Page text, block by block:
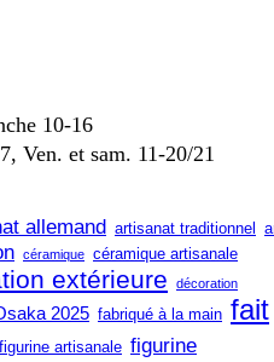
10-16
Ven. et sam. 11-20/21
allemand artisanat traditionnel
céramique céramique artisanale
extérieure décoration
2025 fabriqué à la main fait
figurine artisanale figurine